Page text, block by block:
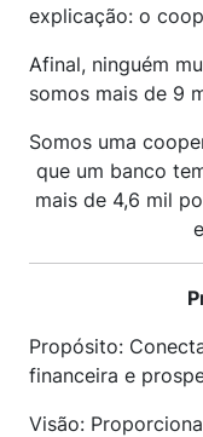
explicação: o
Afinal, ninguém
somos mais de 9
Somos uma
que um banco
mais de 4,6 mil
Propósito:
financeira e
Visão: